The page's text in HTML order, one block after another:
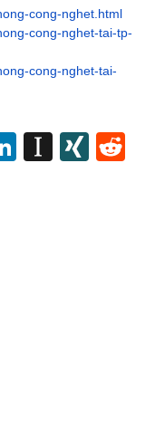
cong-nghet.html
cong-nghet-tai-tp-
cong-nghet-tai-
LinkedIn